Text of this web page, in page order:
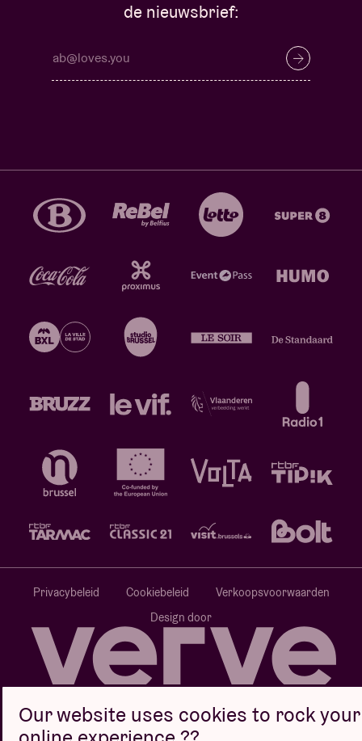
de nieuwsbrief:
Privacybeleid Cookiebeleid
Verkoopsvoorwaarden
Design door
Website door
Our website uses cookies to rock your